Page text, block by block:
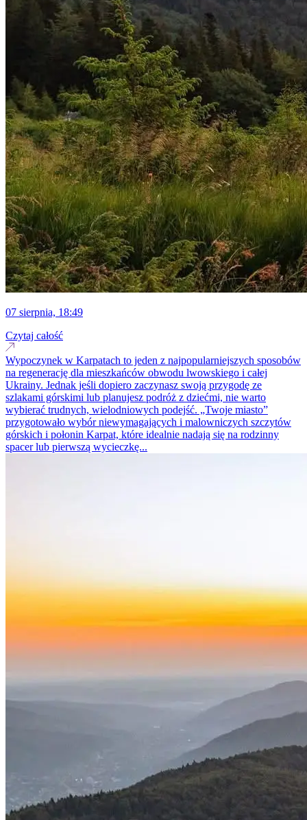
07 sierpnia, 18:49
Czytaj całość
Wypoczynek w Karpatach to jeden z najpopularniejszych sposobów
na regenerację dla mieszkańców obwodu lwowskiego i całej
Ukrainy. Jednak jeśli dopiero zaczynasz swoją przygodę ze
szlakami górskimi lub planujesz podróż z dziećmi, nie warto
wybierać trudnych, wielodniowych podejść. „Twoje miasto”
przygotowało wybór niewymagających i malowniczych szczytów
górskich i połonin Karpat, które idealnie nadają się na rodzinny
spacer lub pierwszą wycieczkę...